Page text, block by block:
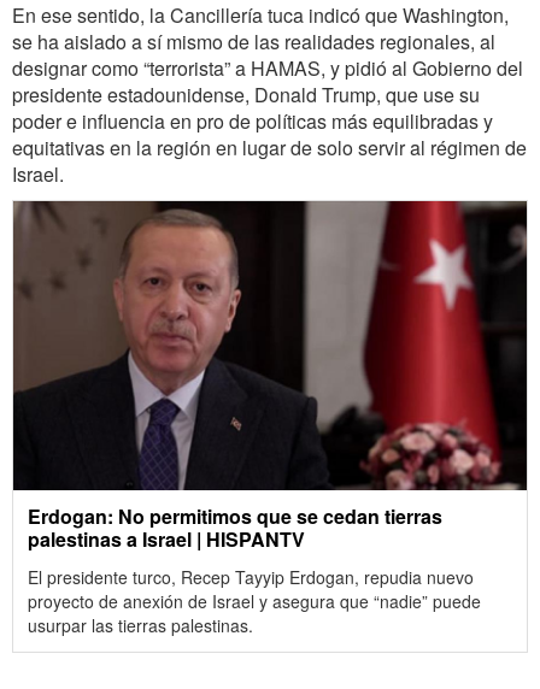
En ese sentido, la Cancillería tuca indicó que Washington,
se ha aislado a sí mismo de las realidades regionales, al
designar como “terrorista” a HAMAS, y pidió al Gobierno del
presidente estadounidense, Donald Trump, que use su
poder e influencia en pro de políticas más equilibradas y
equitativas en la región en lugar de solo servir al régimen de
Israel.
Erdogan: No permitimos que se cedan tierras
palestinas a Israel | HISPANTV
El presidente turco, Recep Tayyip Erdogan, repudia nuevo
proyecto de anexión de Israel y asegura que “nadie” puede
usurpar las tierras palestinas.